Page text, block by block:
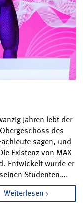
Jahren lebt der
des
sagen, und
Existenz von MAX
Entwickelt wurde er
Studenten….
Weiterlesen